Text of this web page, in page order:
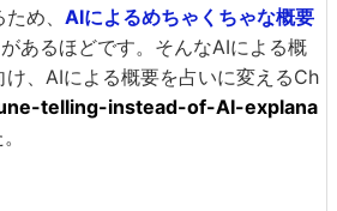
め、 AIによるめちゃくちゃな概要
があるほどです。そんなAIによる概
、AIによる概要を占いに変えるCh
telling-instead-of-AI-explana